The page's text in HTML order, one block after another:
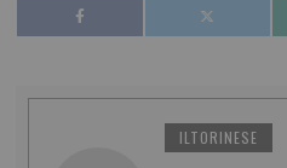
ILTORINESE